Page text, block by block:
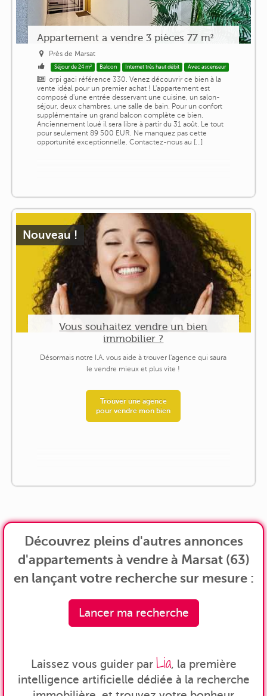
Appartement a vendre 3 pièces 77 m²
Près de Marsat
Séjour de 24 m² Balcon Internet très haut débit Avec ascenseur
orpi gaci référence 330. Venez découvrir ce bien à la
vente idéal pour un premier achat ! L'appartement est
composé d'une entrée desservant une cuisine, un salon-
séjour, deux chambres, une salle de bain. Pour un confort
supplémentaire un grand balcon complète ce bien.
Anciennement loué il sera libre à partir du 31 août. Le tout
pour seulement 89 500 EUR. Ne manquez pas cette
opportunité exceptionnelle. Contactez-nous au [...]
Nouveau !
Vous souhaitez vendre un bien
immobilier ?
Désormais notre I.A. vous aide à trouver l'agence qui saura
le vendre mieux et plus vite !
Trouver une agence
pour vendre mon bien
Découvrez pleins d'autres annonces
d'appartements à vendre à Marsat (63)
en lançant votre recherche sur mesure :
Lancer ma recherche
Laissez vous guider par Lia, la première
intelligence artificielle dédiée à la recherche